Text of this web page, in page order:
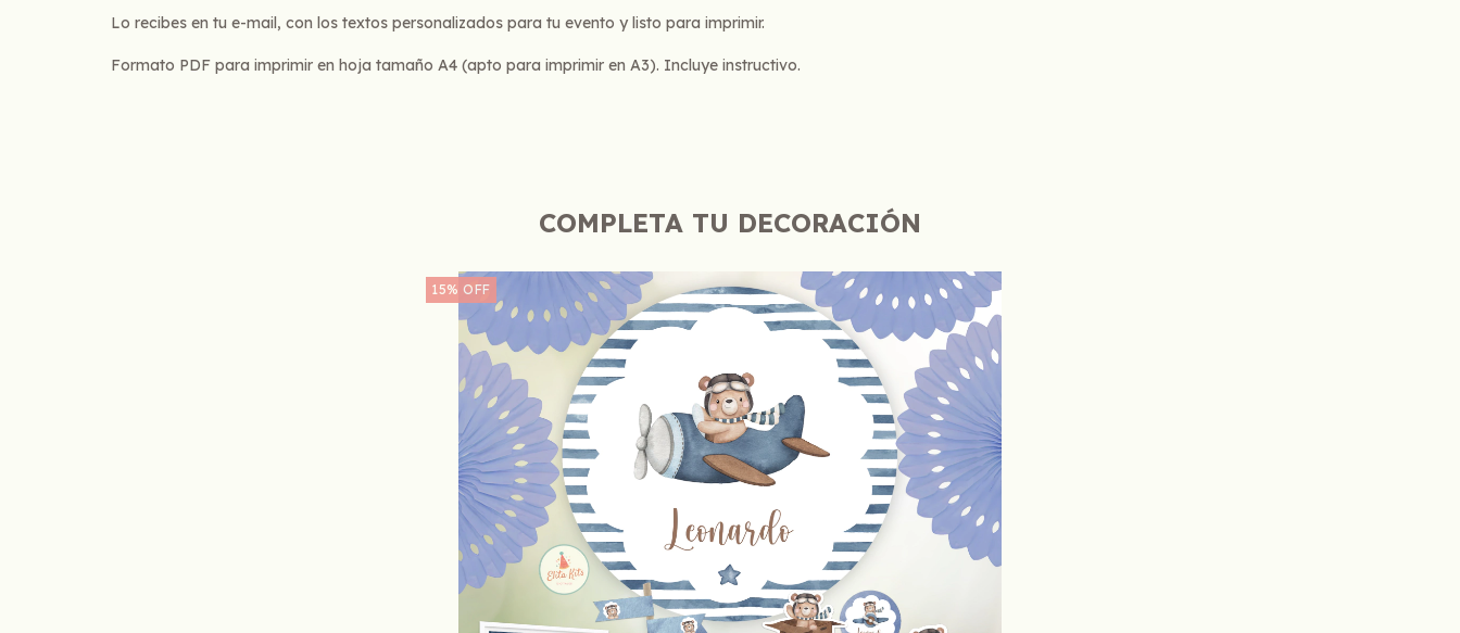
Lo recibes en tu e-mail, con los textos personalizados para tu evento y listo para imprimir.
Formato PDF para imprimir en hoja tamaño A4 (apto para imprimir en A3). Incluye instructivo.
COMPLETA TU DECORACIÓN
15% OFF